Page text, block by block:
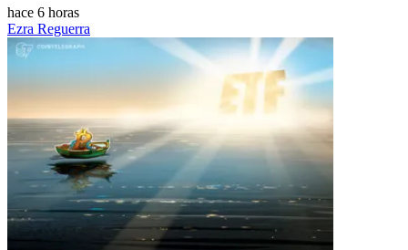
hace 6 horas
Ezra Reguerra